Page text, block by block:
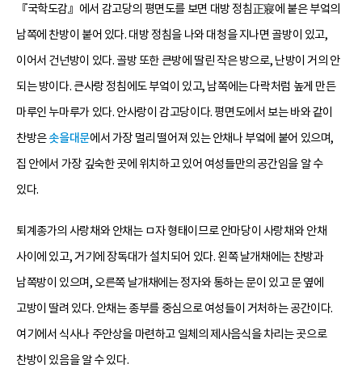
『국학도감』에서 감고당의 평면도를 보면 대방 정침正寢에 붙은 부엌의
남쪽에 찬방이 붙어 있다. 대방 정침을 나와 대청을 지나면 골방이 있고,
이어서 건넌방이 있다. 골방 또한 큰방에 딸린 작은 방으로, 난방이 거의 안
되는 방이다. 큰사랑 정침에도 부엌이 있고, 남쪽에는 다락처럼 높게 만든
마루인 누마루가 있다. 안사랑이 감고당이다. 평면도에서 보는 바와 같이
찬방은솟을대문에서 가장 멀리 떨어져 있는 안채나 부엌에 붙어 있으며,
집 안에서 가장 깊숙한 곳에 위치하고 있어 여성들만의 공간임을 알 수
있다.
퇴계종가의 사랑채와 안채는 ㅁ자 형태이므로 안마당이 사랑채와 안채
사이에 있고, 거기에 장독대가 설치되어 있다. 왼쪽 날개채에는 찬방과
남쪽방이 있으며, 오른쪽 날개채에는 정자와 통하는 문이 있고 문 옆에
고방이 딸려 있다. 안채는 종부를 중심으로 여성들이 거처하는 공간이다.
여기에서 식사나 주안상을 마련하고 일체의 제사음식을 차리는 곳으로
찬방이 있음을 알 수 있다.